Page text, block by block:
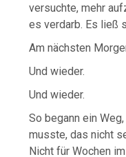
versuchte, mehr
es verdarb. Es ließ
Am nächsten
Und wieder.
Und wieder.
So begann ein
musste, das nicht
Nicht für Wochen